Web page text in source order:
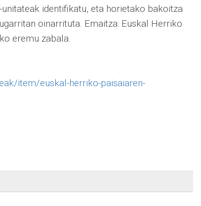
identifikatu, eta horietako bakoitza
oinarrituta. Emaitza: Euskal Herriko
eremu zabala.
item/euskal-herriko-paisaiaren-